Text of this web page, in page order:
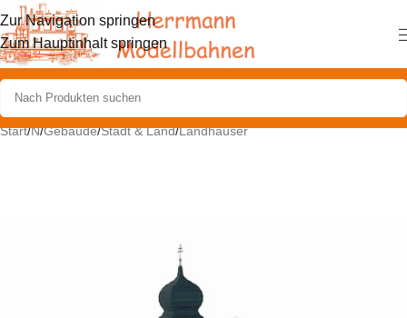
Zur Navigation springen
Zum Hauptinhalt springen
Start/N/Gebäude/Stadt & Land/Landhäuser